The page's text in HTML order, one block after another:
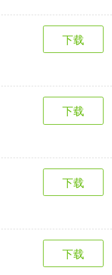
下载
下载
下载
下载